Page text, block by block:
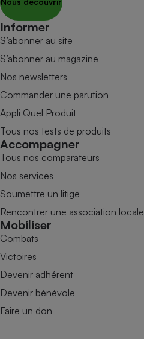
Informer
S’abonner au site
S’abonner au magazine
Nos newsletters
Commander une parution
Appli Quel Produit
Tous nos tests de produits
Accompagner
Tous nos comparateurs
Nos services
Soumettre un litige
Rencontrer une association locale
Mobiliser
Combats
Victoires
Devenir adhérent
Devenir bénévole
Faire un don